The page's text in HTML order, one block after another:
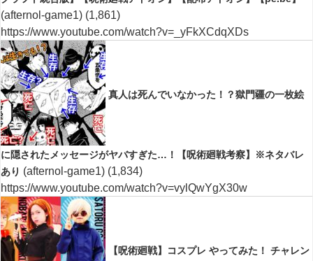
(afternol-game1) (1,861)
https://www.youtube.com/watch?v=_yFkXCdqXDs
真人は死んでいなかった！？獄門疆の一枚絵
に隠されたメッセージがヤバすぎた…！【呪術廻戦考察】※ネタバレ
あり (afternol-game1) (1,834)
https://www.youtube.com/watch?v=vylQwYgX30w
【呪術廻戦】コスプレ やってみた！ チャレン